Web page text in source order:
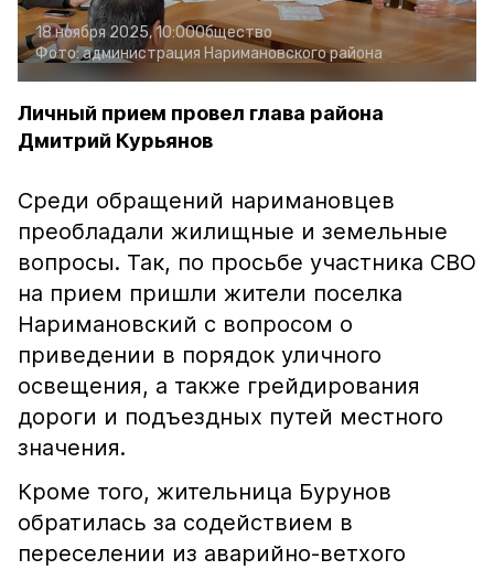
18 ноября 2025, 10:00Общество
Фото:администрация Наримановского района
Личный прием провел глава района
Дмитрий Курьянов
Среди обращений наримановцев
преобладали жилищные и земельные
вопросы. Так, по просьбе участника СВО
на прием пришли жители поселка
Наримановский с вопросом о
приведении в порядок уличного
освещения, а также грейдирования
дороги и подъездных путей местного
значения.
Кроме того, жительница Бурунов
обратилась за содействием в
переселении из аварийно-ветхого